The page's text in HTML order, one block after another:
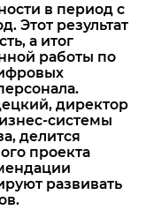
в период с
Этот результат
а итог
работы по
директор
системы
делится
проекта
развивать